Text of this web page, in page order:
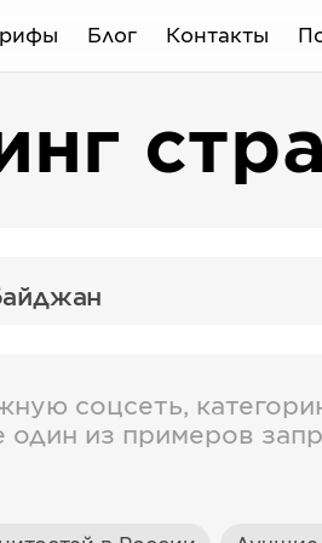
Блог Контакты
соцсеть,
один из примеров